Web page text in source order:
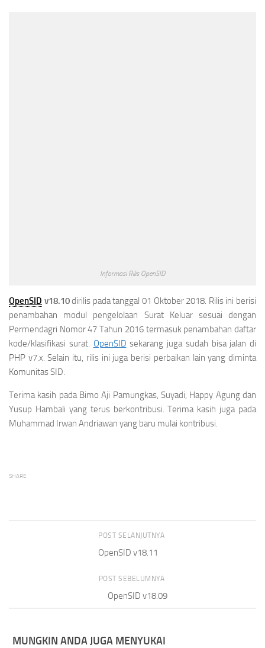
Informasi Rilis OpenSID
OpenSID v18.10dirilis pada tanggal 01 Oktober 2018. Rilis ini berisi
penambahan modul pengelolaan Surat Keluar sesuai dengan
Permendagri Nomor 47 Tahun 2016 termasuk penambahan daftar
kode/klasifikasi surat. OpenSID sekarang juga sudah bisa jalan di
PHP v7.x. Selain itu, rilis ini juga berisi perbaikan lain yang diminta
Komunitas SID.
Terima kasih pada Bimo Aji Pamungkas, Suyadi, Happy Agung dan
Yusup Hambali yang terus berkontribusi. Terima kasih juga pada
Muhammad Irwan Andriawan yang baru mulai kontribusi.
SHARE
POST SELANJUTNYA
OpenSID v18.11
POST SEBELUMNYA
OpenSID v18.09
MUNGKIN ANDA JUGA MENYUKAI